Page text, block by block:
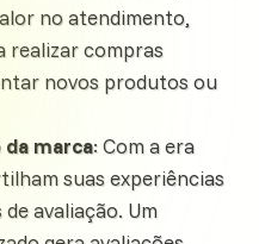
no atendimento,
realizar compras
novos produtos ou
marca: Com a era
suas experiências
avaliação. Um